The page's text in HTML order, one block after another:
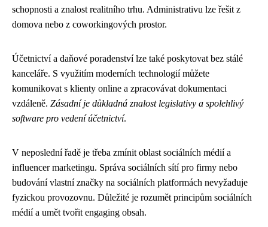
schopnosti a znalost realitního trhu. Administrativu lze řešit z
domova nebo z coworkingových prostor.
Účetnictví a daňové poradenství lze také poskytovat bez stálé
kanceláře. S využitím moderních technologií můžete
komunikovat s klienty online a zpracovávat dokumentaci
vzdáleně. Zásadní je důkladná znalost legislativy a spolehlivý
software pro vedení účetnictví.
V neposlední řadě je třeba zmínit oblast sociálních médií a
influencer marketingu. Správa sociálních sítí pro firmy nebo
budování vlastní značky na sociálních platformách nevyžaduje
fyzickou provozovnu. Důležité je rozumět principům sociálních
médií a umět tvořit engaging obsah.